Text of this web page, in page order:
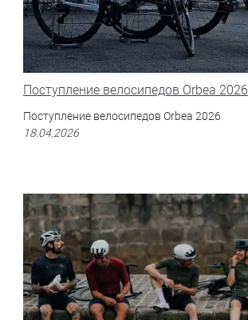
Поступление велосипедов Orbea 2026
Поступление велосипедов Orbea 2026
18.04.2026